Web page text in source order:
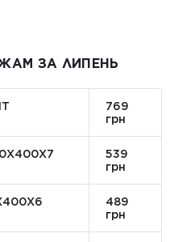
ЗА ЛИПЕНЬ
769
грн
539
грн
489
грн